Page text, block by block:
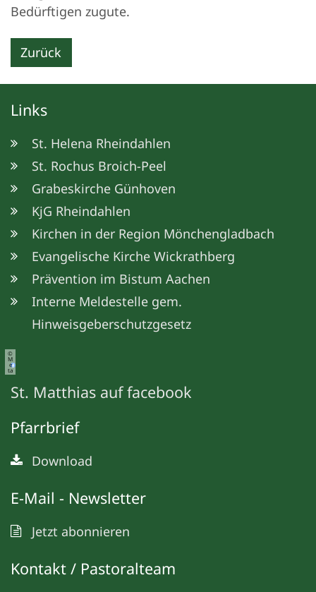
Bedürftigen zugute.
Zurück
Links
St. Helena Rheindahlen
St. Rochus Broich-Peel
Grabeskirche Günhoven
KjG Rheindahlen
Kirchen in der Region Mönchengladbach
Evangelische Kirche Wickrathberg
Prävention im Bistum Aachen
Interne Meldestelle gem.
Hinweisgeberschutzgesetz
©
M
e
ta
St. Matthias auf facebook
Pfarrbrief
Download
E-Mail - Newsletter
Jetzt abonnieren
Kontakt / Pastoralteam